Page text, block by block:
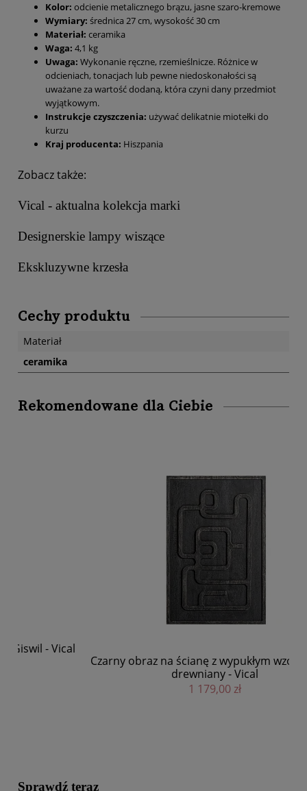
Kolor: odcienie metalicznego brązu, jasne szaro-kremowe
Wymiary: średnica 27 cm, wysokość 30 cm
Materiał: ceramika
Waga: 4,1 kg
Uwaga: Wykonanie ręczne, rzemieślnicze. Różnice w
odcieniach, tonacjach lub pewne niedoskonałości są
uważane za wartość dodaną, która czyni dany przedmiot
wyjątkowym.
Instrukcje czyszczenia: używać delikatnie miotełki do
kurzu
Kraj producenta: Hiszpania
Zobacz także:
Vical - aktualna kolekcja marki
Designerskie lampy wiszące
Ekskluzywne krzesła
Cechy produktu
Materiał
ceramika
Rekomendowane dla Ciebie
Czarny obraz na ścianę z wypukłym wzorem Joel,
drewniany - Vical
Sprawdź teraz